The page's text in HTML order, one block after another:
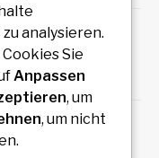
und Fahrer durch
mit hochwertigen
Technologie,
analysieren.
Sie
Anpassen
, um
, um nicht